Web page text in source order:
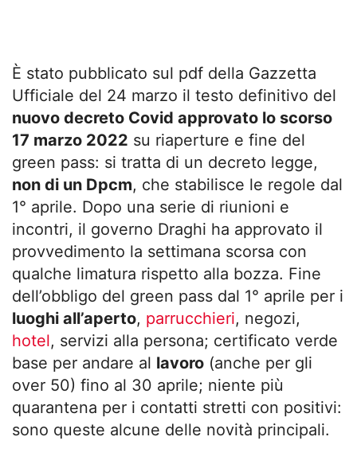
È stato pubblicato sul pdf della Gazzetta
Ufficiale del 24 marzo il testo definitivo del
nuovo decreto Covid approvato lo scorso
17 marzo 2022 su riaperture e fine del
green pass: si tratta di un decreto legge,
non di un Dpcm, che stabilisce le regole dal
1° aprile. Dopo una serie di riunioni e
incontri, il governo Draghi ha approvato il
provvedimento la settimana scorsa con
qualche limatura rispetto alla bozza. Fine
dell’obbligo del green pass dal 1° aprile per i
luoghi all’aperto, parrucchieri, negozi,
hotel, servizi alla persona; certificato verde
base per andare al lavoro (anche per gli
over 50) fino al 30 aprile; niente più
quarantena per i contatti stretti con positivi:
sono queste alcune delle novità principali.